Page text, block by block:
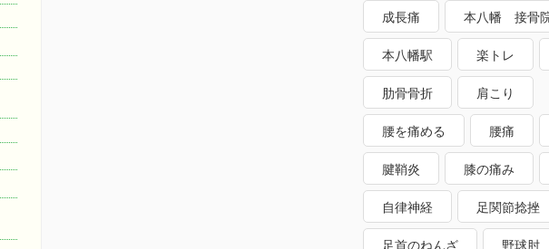
成長痛 本八幡 接骨
本八幡駅 楽トレ
肋骨骨折 肩こり
腰を痛める 腰痛
腱鞘炎 膝の痛み
自律神経 足関節捻挫
足首のねんざ 野球肘